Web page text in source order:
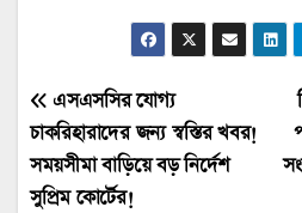
Post
navigation
এসএসসির যোগ্য
চাকরিহারাদের জন্য স্বস্তির খবর!
সময়সীমা বাড়িয়ে বড় নির্দেশ
সুপ্রিম কোর্টের!